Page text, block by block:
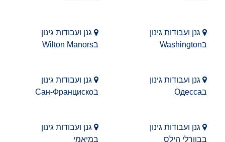
גנן ועבודות גינון
בWashington
גנן ועבודות גינון
בWilton Manors
גנן ועבודות גינון
בОдесса
גנן ועבודות גינון
בСан-Франциско
גנן ועבודות גינון
בבוורלי הילס
גנן ועבודות גינון
במיאמי